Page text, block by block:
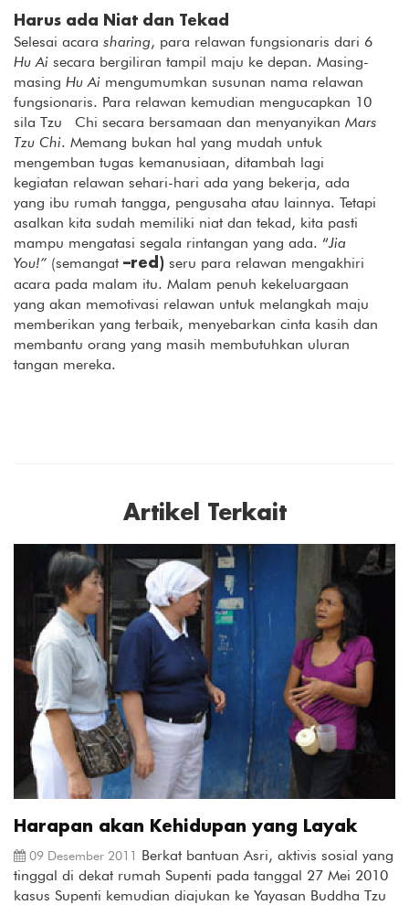
Harus ada Niat dan Tekad
Selesai acara sharing, para relawan fungsionaris dari 6
Hu Ai secara bergiliran tampil maju ke depan. Masing-
masing Hu Ai mengumumkan susunan nama relawan
fungsionaris. Para relawan kemudian mengucapkan 10
sila Tzu Chi secara bersamaan dan menyanyikan Mars
Tzu Chi. Memang bukan hal yang mudah untuk
mengemban tugas kemanusiaan, ditambah lagi
kegiatan relawan sehari-hari ada yang bekerja, ada
yang ibu rumah tangga, pengusaha atau lainnya. Tetapi
asalkan kita sudah memiliki niat dan tekad, kita pasti
mampu mengatasi segala rintangan yang ada. “Jia
You!” (semangat –red) seru para relawan mengakhiri
acara pada malam itu. Malam penuh kekeluargaan
yang akan memotivasi relawan untuk melangkah maju
memberikan yang terbaik, menyebarkan cinta kasih dan
membantu orang yang masih membutuhkan uluran
tangan mereka.
Artikel Terkait
Harapan akan Kehidupan yang Layak
09 Desember 2011 Berkat bantuan Asri, aktivis sosial yang
tinggal di dekat rumah Supenti pada tanggal 27 Mei 2010
kasus Supenti kemudian diajukan ke Yayasan Buddha Tzu